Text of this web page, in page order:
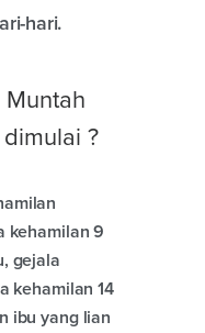
hari.
?
kehamilan 9
gejala
kehamilan 14
ibu yang lian